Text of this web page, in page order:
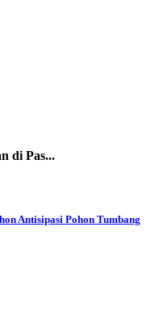
di Pas...
Antisipasi Pohon Tumbang